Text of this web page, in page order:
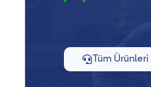
Tüm Ürünleri